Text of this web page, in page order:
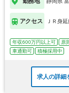
アクセス ＪＲ身
年収600万円以上可 原
車通勤可
積極採用中
求人の詳細